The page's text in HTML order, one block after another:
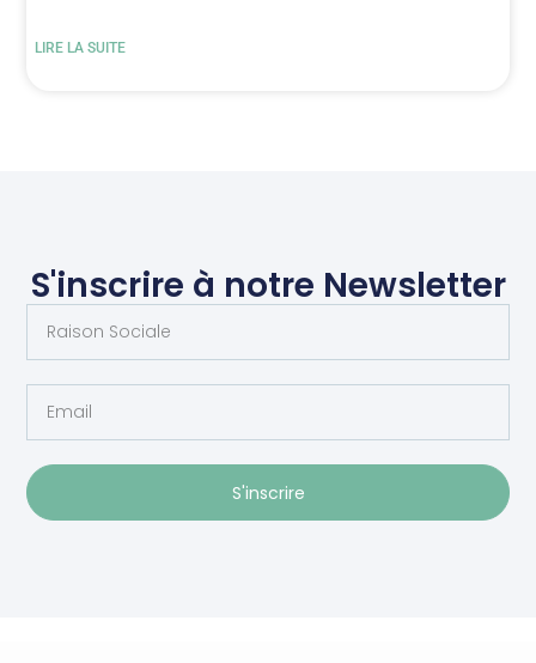
LIRE LA SUITE
S'inscrire à notre Newsletter
S'inscrire